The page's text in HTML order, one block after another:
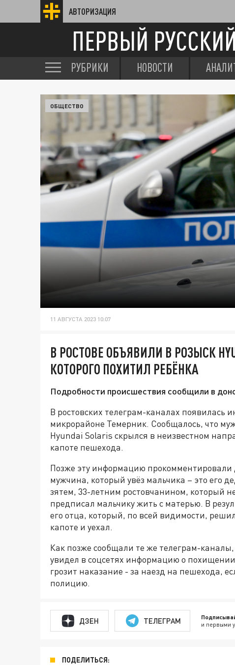
АВТОРИЗАЦИЯ
ПЕРВЫЙ РУССКИЙ
РУБРИКИ НОВОСТИ
ОБЩЕСТВО
11 АВГУСТА 2023 10:07
В РОСТОВЕ ОБЪЯВИЛИ В РОЗЫСК
КОТОРОГО ПОХИТИЛ РЕБЁНКА
Подробности происшествия сообщили в
В ростовских телеграм-каналах
микрорайоне Темерник. Сообщалось, что
Hyundai Solaris скрылся в неизвестном
капоте пешехода.
Позже эту информацию прокомментировали
мужчина, который увёз мальчика – это его
зятем, 33-летним ростовчанином, который
предписал мальчику жить с матерью. В
его отца, который, по всей видимости,
капоте и уехал.
Как позже сообщали те же телеграм-
увидел в соцсетях информацию о
грозит наказание - за наезд на пешехода,
полицию.
ДЗЕН ТЕЛЕГРАМ и первыми
ПОДЕЛИТЬСЯ: